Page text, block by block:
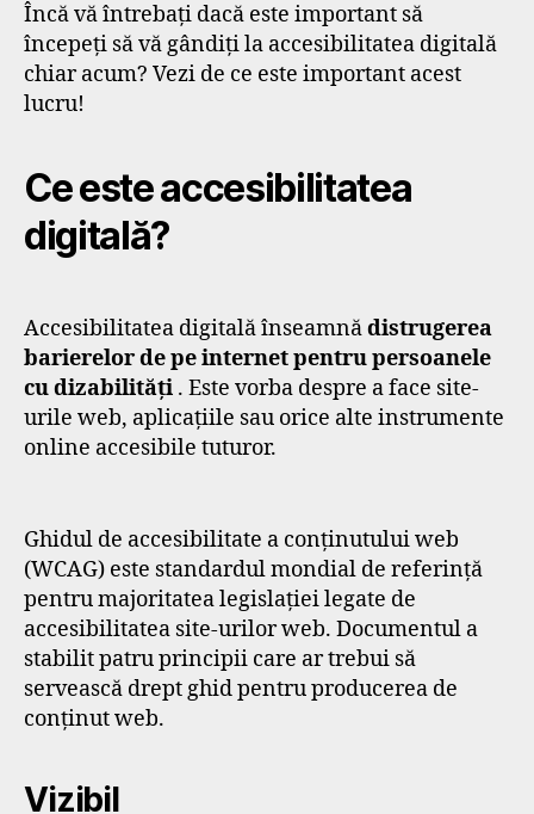
Încă vă întrebați dacă este important să
începeți să vă gândiți la accesibilitatea digitală
chiar acum? Vezi de ce este important acest
lucru!
Ce este accesibilitatea
digitală?
Accesibilitatea digitală înseamnădistrugerea
barierelor de pe internet pentru persoanele
cu dizabilități . Este vorba despre a face site-
urile web, aplicațiile sau orice alte instrumente
online accesibile tuturor.
Ghidul de accesibilitate a conținutului web
(WCAG) este standardul mondial de referință
pentru majoritatea legislației legate de
accesibilitatea site-urilor web. Documentul a
stabilit patru principii care ar trebui să
servească drept ghid pentru producerea de
conținut web.
Vizibil